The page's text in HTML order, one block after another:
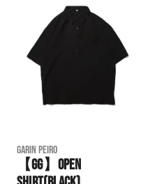
Garin Peiro
【GG】Open